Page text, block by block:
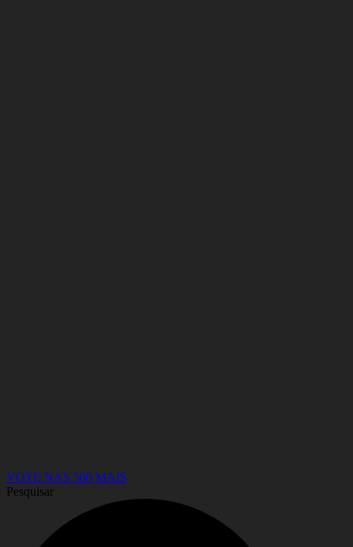
VOTE NAS 500 MAIS
Pesquisar